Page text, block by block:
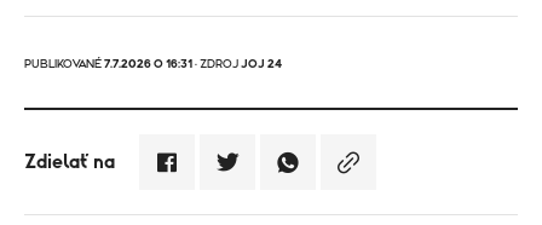
PUBLIKOVANÉ 7.7.2026 O 16:31 · ZDROJ JOJ 24
Zdielať na